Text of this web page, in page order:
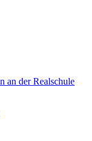
an der Realschule